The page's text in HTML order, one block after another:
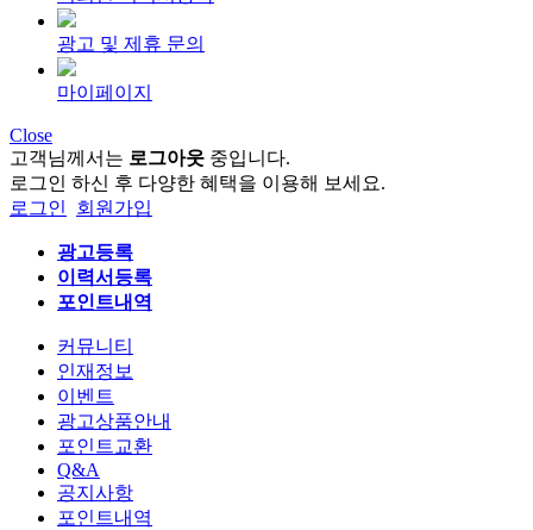
광고 및 제휴 문의
마이페이지
Close
고객님께서는 로그아웃 중입니다.
로그인 하신 후 다양한 혜택을 이용해 보세요.
로그인
회원가입
광고등록
이력서등록
포인트내역
커뮤니티
인재정보
이벤트
광고상품안내
포인트교환
Q&A
공지사항
포인트내역